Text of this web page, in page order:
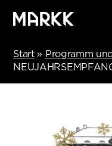
Start» Programm